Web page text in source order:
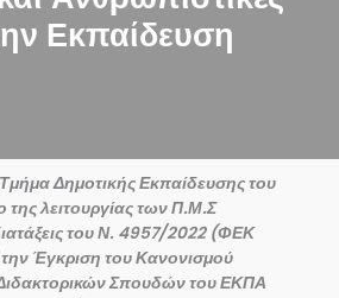
Εκπαίδευση
Δημοτικής Εκπαίδευσης του
λειτουργίας των Π.Μ.Σ
του Ν. 4957/2022 (ΦΕΚ
Έγκριση του Κανονισμού
Σπουδών του ΕΚΠΑ